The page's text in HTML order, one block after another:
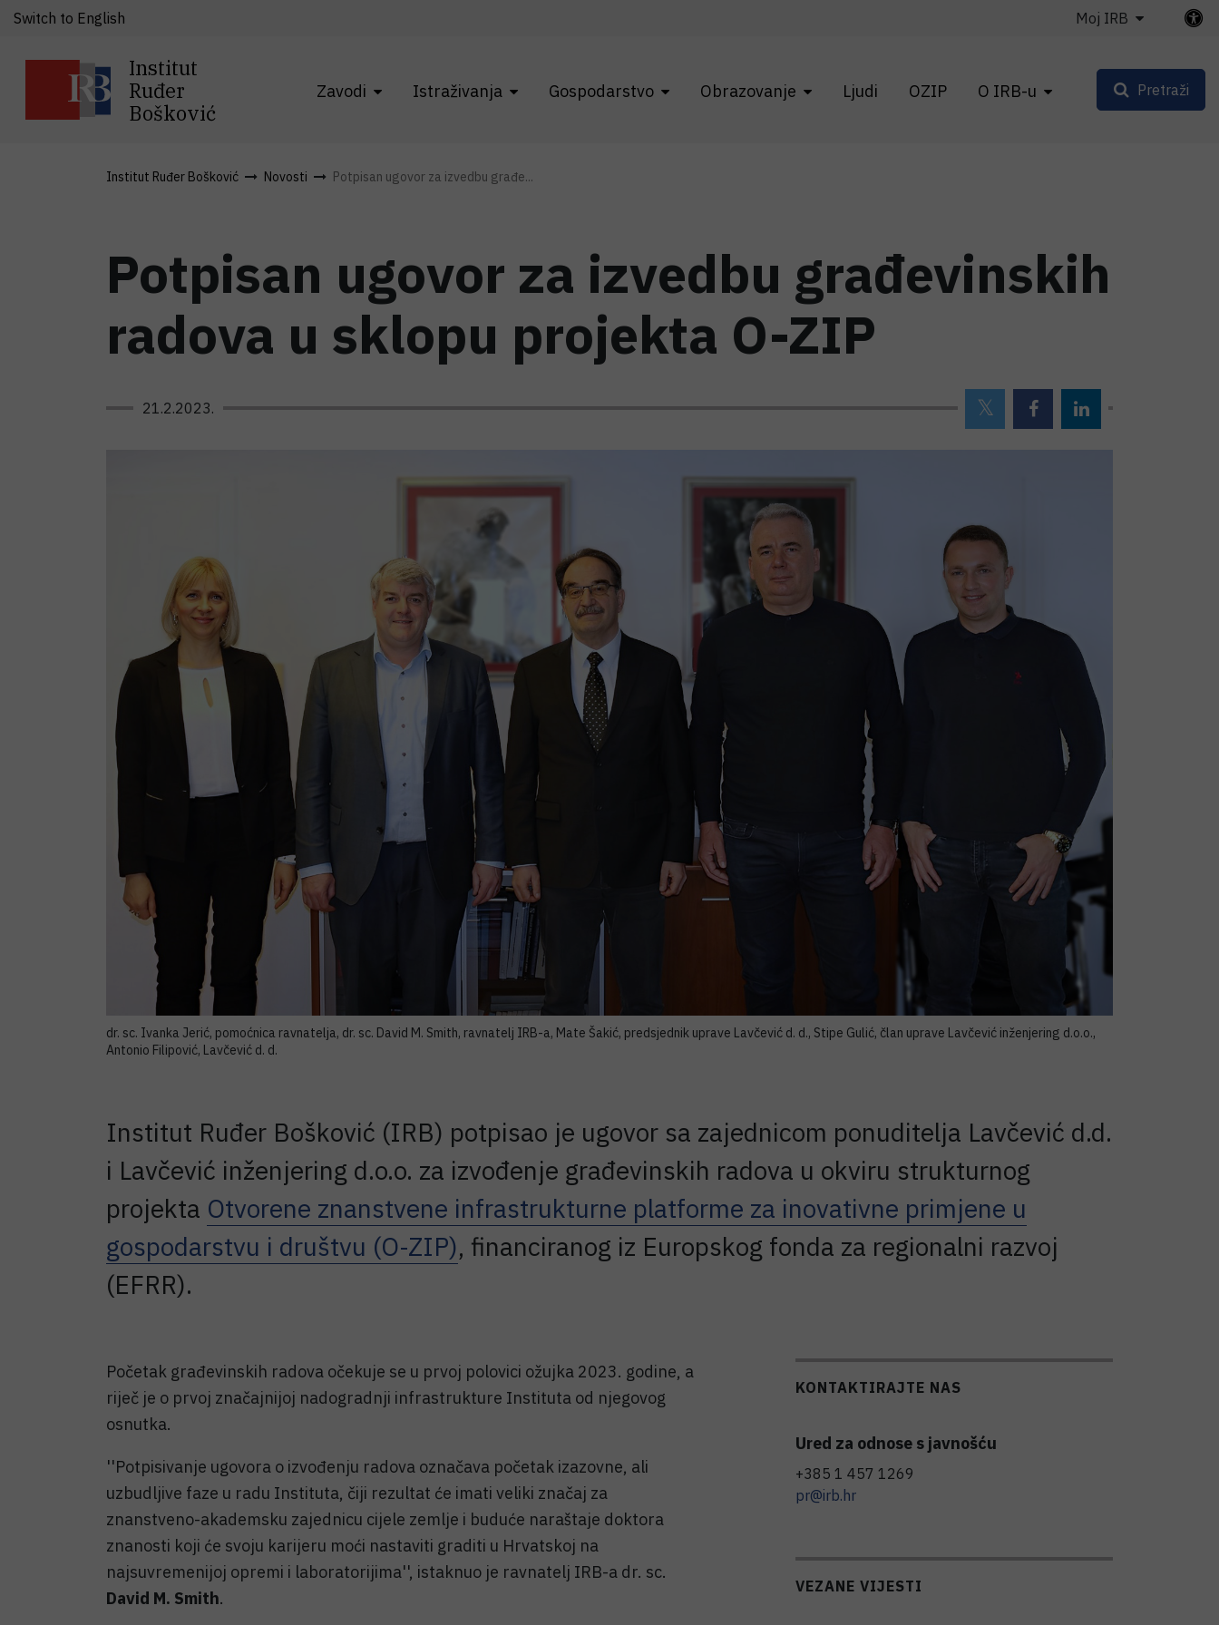
Institut
Ruđer
Bošković
Zavodi Istraživanja Gospodarstvo Obrazovanje Ljudi OZIP O IRB-u
Switch to English Moj IRB
Pretraži
Institut Ruđer Bošković Novosti Potpisan ugovor za izvedbu građe...
Potpisan ugovor za izvedbu građevinskih
radova u sklopu projekta O-ZIP
21.2.2023.
dr. sc. Ivanka Jerić, pomoćnica ravnatelja, dr. sc. David M. Smith, ravnatelj IRB-a, Mate Šakić, predsjednik uprave Lavčević d. d., Stipe Gulić, član uprave Lavčević inženjering d.o.o.,
Antonio Filipović, Lavčević d. d.
Institut Ruđer Bošković (IRB) potpisao je ugovor sa zajednicom ponuditelja Lavčević d.d.
i Lavčević inženjering d.o.o. za izvođenje građevinskih radova u okviru strukturnog
projekta Otvorene znanstvene infrastrukturne platforme za inovativne primjene u
gospodarstvu i društvu (O-ZIP), financiranog iz Europskog fonda za regionalni razvoj
(EFRR).
Početak građevinskih radova očekuje se u prvoj polovici ožujka 2023. godine, a
riječ je o prvoj značajnijoj nadogradnji infrastrukture Instituta od njegovog
osnutka.
''Potpisivanje ugovora o izvođenju radova označava početak izazovne, ali
uzbudljive faze u radu Instituta, čiji rezultat će imati veliki značaj za
znanstveno-akademsku zajednicu cijele zemlje i buduće naraštaje doktora
znanosti koji će svoju karijeru moći nastaviti graditi u Hrvatskoj na
najsuvremenijoj opremi i laboratorijima'', istaknuo je ravnatelj IRB-a dr. sc.
David M. Smith.
KONTAKTIRAJTE NAS
Ured za odnose s javnošću
+385 1 457 1269
pr@irb.hr
VEZANE VIJESTI